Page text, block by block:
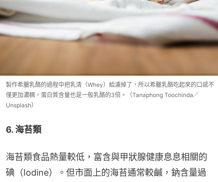
製作希臘乳酪的過程中把乳清（Whey）給濾掉了，所以希臘乳酪吃起來的口感不
僅更加濃稠，蛋白質含量也是一般乳酪的3倍。（Tanaphong Toochinda／
Unsplash）
6. 海苔類
海苔類食品熱量較低，富含與甲狀腺健康息息相關的
碘（Iodine）。但市面上的海苔通常較鹹，鈉含量過